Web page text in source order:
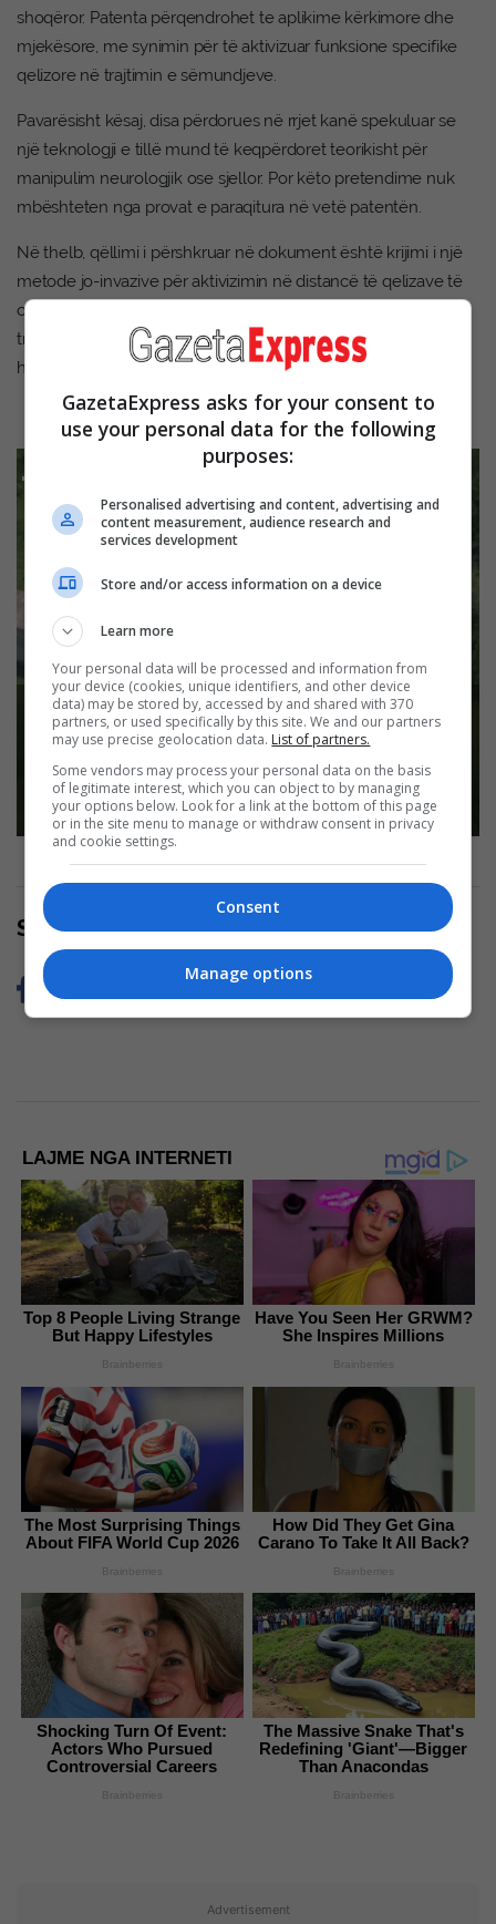
shoqëror. Patenta përqendrohet te aplikime kërkimore dhe
mjekësore, me synimin për të aktivizuar funksione specifike
qelizore në trajtimin e sëmundjeve.
Pavarësisht kësaj, disa përdorues në rrjet kanë spekuluar se
një teknologji e tillë mund të keqpërdoret teorikisht për
manipulim neurologjik ose sjellor. Por këto pretendime nuk
mbështeten nga provat e paraqitura në vetë patentën.
Në thelb, qëllimi i përshkruar në dokument është krijimi i një
metode jo-invazive për aktivizimin në distancë të qelizave të
caktuara brenda trupit, me përdorime të mundshme në
trajtime për diabetin, çrregullime neurologjike dhe sëmundje
hormonale. /GazetaExpress/
Austria shënon rekord të ri
temperaturash, termometri arrin në
41.2°C
Read more
Share Now
LAJME NGA INTERNETI
Top 8 People Living Strange
But Happy Lifestyles
Brainberries
Have You Seen Her GRWM?
She Inspires Millions
Brainberries
The Most Surprising Things
About FIFA World Cup 2026
Brainberries
How Did They Get Gina
Carano To Take It All Back?
Brainberries
Shocking Turn Of Event:
Actors Who Pursued
Controversial Careers
Brainberries
The Massive Snake That's
Redefining 'Giant'—Bigger
Than Anacondas
Brainberries
Advertisement
GazetaExpress asks for your consent to
use your personal data for the following
purposes:
Personalised advertising and content, advertising and
content measurement, audience research and
services development
Store and/or access information on a device
Learn more
Your personal data will be processed and information from
your device (cookies, unique identifiers, and other device
data) may be stored by, accessed by and shared with 370
partners, or used specifically by this site. We and our partners
may use precise geolocation data. List of partners.
Some vendors may process your personal data on the basis
of legitimate interest, which you can object to by managing
your options below. Look for a link at the bottom of this page
or in the site menu to manage or withdraw consent in privacy
and cookie settings.
Consent
Manage options